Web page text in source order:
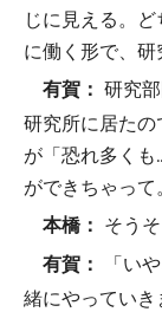
じに見える。
に働く形で、研
有賀：
研究
研究所に居た
が「恐れ多く
ができちゃって
本橋： そうそ
有賀：
「い
緒にやってい